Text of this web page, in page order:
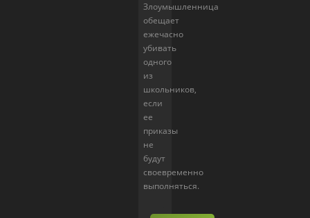
Злоумышленница
обещает
ежечасно
убивать
одного
из
школьников,
если
ее
приказы
не
будут
своевременно
выполняться.